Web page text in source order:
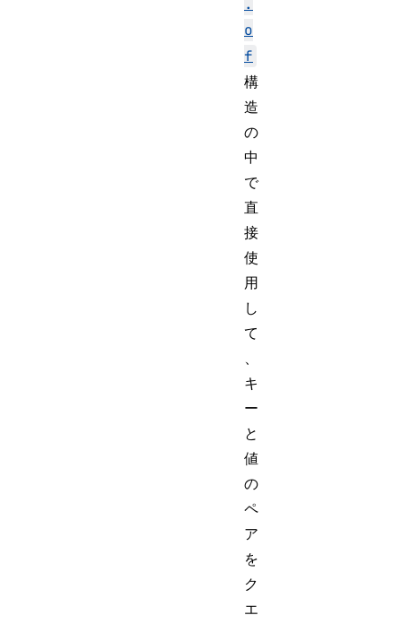
.
o
f
構
造
の
中
で
直
接
使
用
し
て
、
キ
ー
と
値
の
ペ
ア
を
ク
エ